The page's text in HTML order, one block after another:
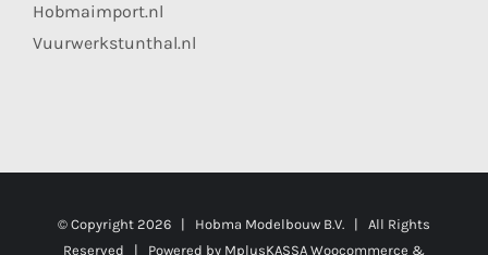
Hobmaimport.nl
Vuurwerkstunthal.nl
© Copyright 2026 | Hobma Modelbouw B.V. | All Rights
Reserved | Powered by MplusKASSA Woocommerce &